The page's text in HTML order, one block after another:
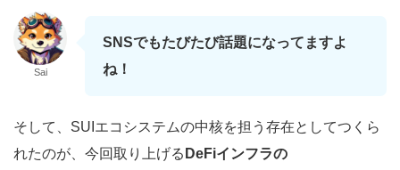
Sai
SNSでもたびたび話題になってますよ
ね！
そして、SUIエコシステムの中核を担う存在としてつくら
れたのが、今回取り上げる DeFiインフラの